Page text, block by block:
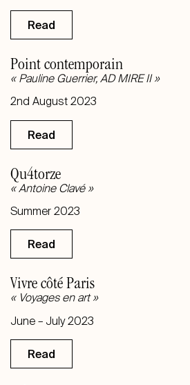
Read
Point contemporain
«Pauline Guerrier, AD MIRE II»
2nd August 2023
Read
Qu4torze
«Antoine Clavé »
Summer 2023
Read
Vivre côté Paris
« Voyages en art »
June – July 2023
Read